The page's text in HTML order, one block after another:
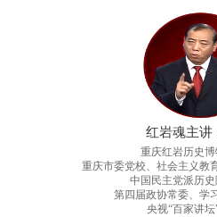
红岩魂主讲
重庆红岩历史
重庆市委党校、社会主义教
中国民主党派历
第四届政协常委、学
央视“百家讲坛